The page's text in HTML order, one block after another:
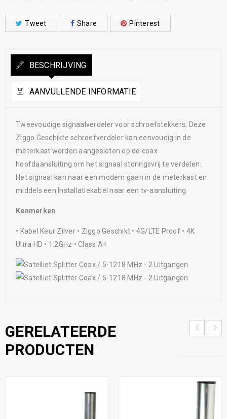
Tweet Share Pinterest
BESCHRIJVING
AANVULLENDE INFORMATIE
Tweevoudige signaalverdeler voor schroefstekkers; Deze
Ziggo Geschikte schroefverdeler kan eenvoudig in de
meterkast worden aangesloten op de coax
hoofdaansluiting om het signaal storingsvrij te verdelen.
Het signaal kan naar een modem gaan in de meterkast en
middels een Installatiekabel naar een tv-aansluiting.
Kenmerken
• Kabel Keur Zilver • Ziggo Geschikt • 4G/LTE Proof • 4K
Ultra HD • 1.2GHz • Class A+
GERELATEERDE
PRODUCTEN